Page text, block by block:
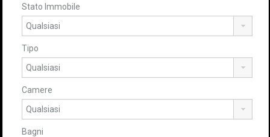
Stato Immobile
Tipo
Camere
Bagni